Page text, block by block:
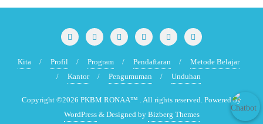
Kita Profil Program Pendaftaran
Metode Belajar
Kantor
Pengumuman Unduhan
Copyright ©2026 PKBM RONAA™ . All rights reserved. Powered by
WordPress & Designed by Bizberg Themes